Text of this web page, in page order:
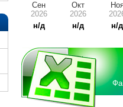
Сен
2026
н/д
Окт
2026
н/д
н/д